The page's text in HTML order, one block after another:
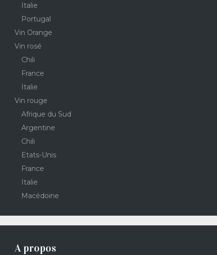
Italie
Portugal
Vin Orange
Vin rosé
Chili
France
Italie
Vin rouge
Afrique du Sud
Argentine
Chili
Etats-Unis
France
Italie
Macédoine
A propos